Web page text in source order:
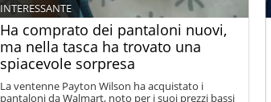
Ha comprato dei pantaloni nuovi,
ma nella tasca ha trovato una
spiacevole sorpresa
INTERESSANTE
La ventenne Payton Wilson ha acquistato i
pantaloni da Walmart, noto per i suoi prezzi bassi